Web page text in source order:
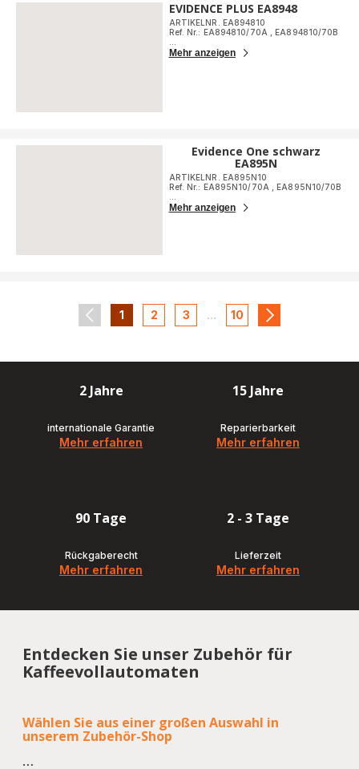
EVIDENCE PLUS EA8948
ARTIKELNR. EA894810
Ref. Nr.: EA894810/70A
,EA894810/70B
Mehr anzeigen
Evidence One schwarz
EA895N
ARTIKELNR. EA895N10
Ref. Nr.: EA895N10/70A
EA895N10/70B
Mehr anzeigen
navigation.pagination.actions.prev
1-
2
-
3
-
... 10
-
2 Jahre
internationale Garantie
Mehr erfahren
15 Jahre
Reparierbarkeit
Mehr erfahren
90 Tage
Rückgaberecht
Mehr erfahren
2 - 3 Tage
Lieferzeit
Mehr erfahren
Entdecken Sie unser Zubehör für
Kaffeevollautomaten
Wählen Sie aus einer großen Auswahl in
unserem Zubehör-Shop